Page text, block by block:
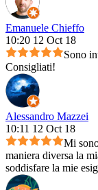
Emanuele Chieffo
10:20 12 Oct 18
Sono
Consigliati!
Alessandro Mazzei
10:11 12 Oct 18
Mi
maniera diversa la
soddisfare la mie